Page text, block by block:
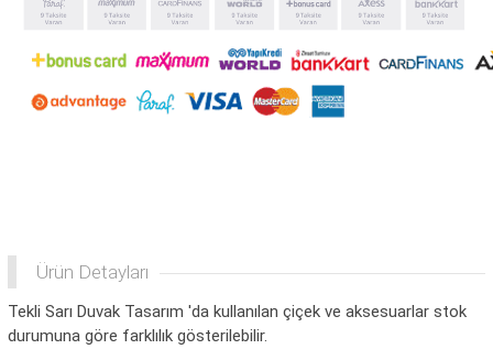
Ürün Detayları
Tekli Sarı Duvak Tasarım 'da kullanılan çiçek ve aksesuarlar stok
durumuna göre farklılık gösterilebilir.